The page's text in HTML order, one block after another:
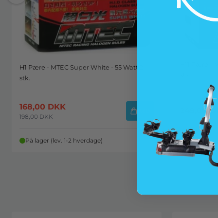
H1 Pære - MTEC Super White - 55 Watt 2
stk.
168,00 DKK
198,00DKK
På lager (lev. 1-2 hverdage)
H11 Pære -
249,00
På lager